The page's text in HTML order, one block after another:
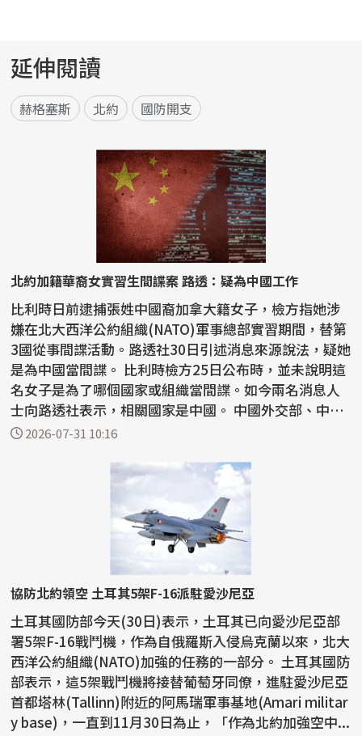
延伸閱讀
赫格塞斯 北約 國防開支
北約加籍華裔女實習生間諜案 路透：疑為中國工作
比利時日前逮捕張姓中國裔加拿大籍女子，檢方指她涉
嫌在北大西洋公約組織(NATO)軍事總部實習期間，替第
3國從事間諜活動。路透社30日引述消息來源說法，疑她
是為中國當間諜。 比利時檢方25日公布時，並未說明這
名女子是為了哪個國家或組織當間諜。如今兩名消息人
士向路透社表示，相關國家是中國。 中國外交部、中
國...2026-07-31 10:16
協防北約領空 土耳其5架F-16派駐愛沙尼亞
土耳其國防部今天(30日)表示，土耳其已向愛沙尼亞部
署5架F-16戰鬥機，作為自俄羅斯入侵烏克蘭以來，北大
西洋公約組織(NATO)加強的任務的一部分。 土耳其國防
部表示，這5架戰鬥機將接替葡萄牙同僚，進駐愛沙尼亞
首都塔林(Tallinn)附近的阿馬瑞軍事基地(Amari militar
y base)，一直到11月30日為止，「作為北約加強空中...